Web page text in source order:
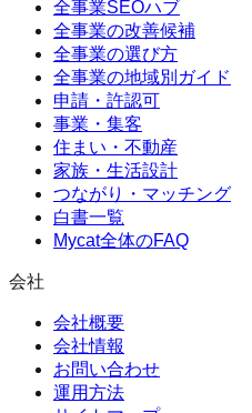
全事業SEOハブ
全事業の改善候補
全事業の選び方
全事業の地域別ガイド
申請・許認可
事業・集客
住まい・不動産
家族・生活設計
つながり・マッチング
白書一覧
Mycat全体のFAQ
会社
会社概要
会社情報
お問い合わせ
運用方法